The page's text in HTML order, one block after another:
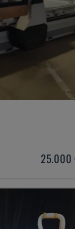
25.000